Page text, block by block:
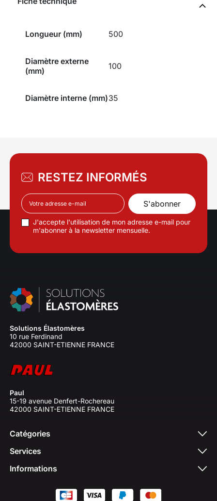
Longueur (mm) 500
Diamètre externe
(mm)
100
Diamètre interne (mm)35
RESTEZ INFORMÉS
J'accepte l'utilisation de mon adresse e-mail pour
m'abonner à la newsletter mensuelle.
Solutions Élastomères
10 rue Ferdinand
42000 SAINT-ETIENNE FRANCE
Paul
15-19 avenue Denfert-Rochereau
42000 SAINT-ETIENNE FRANCE
Catégories
Services
Informations